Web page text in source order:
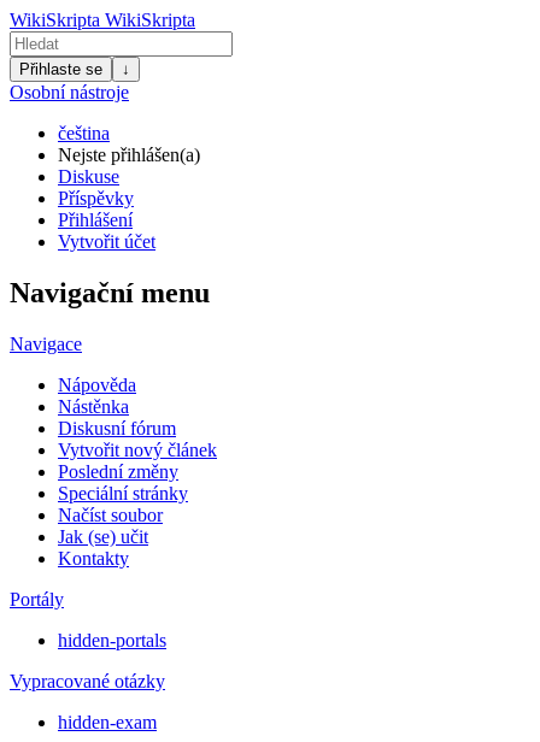
WikiSkripta WikiSkripta
Přihlaste se ↓
Osobní nástroje
čeština
Nejste přihlášen(a)
Diskuse
Příspěvky
Přihlášení
Vytvořit účet
Navigační menu
Navigace
Nápověda
Nástěnka
Diskusní fórum
Vytvořit nový článek
Poslední změny
Speciální stránky
Načíst soubor
Jak (se) učit
Kontakty
Portály
hidden-portals
Vypracované otázky
hidden-exam